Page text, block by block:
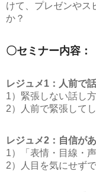
けて、プレゼンやス
か？
〇セミナー内容：
レジュメ1：人前で
1）緊張しない話し
2）人前で緊張して
レジュメ2：自信が
1）「表情・目線・
2）人目を気にせず